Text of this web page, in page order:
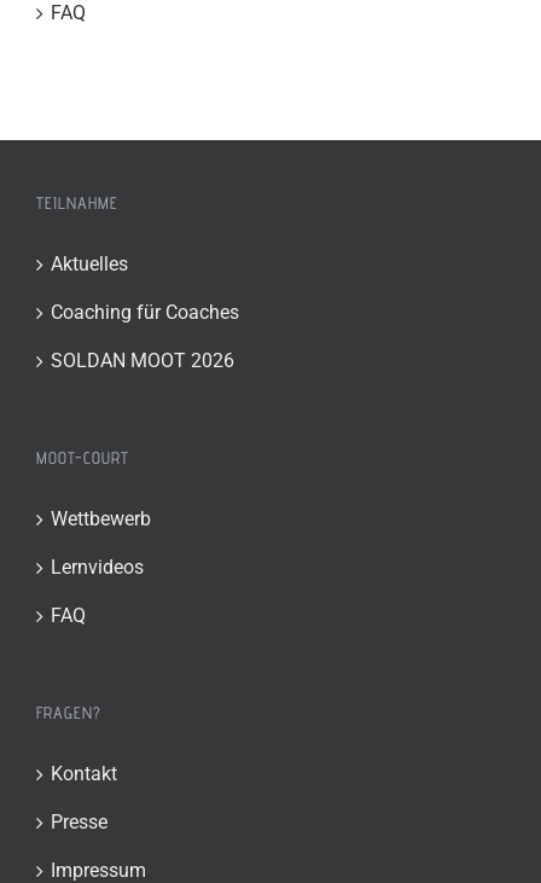
FAQ
TEILNAHME
Aktuelles
Coaching für Coaches
SOLDAN MOOT 2026
MOOT-COURT
Wettbewerb
Lernvideos
FAQ
FRAGEN?
Kontakt
Presse
Impressum